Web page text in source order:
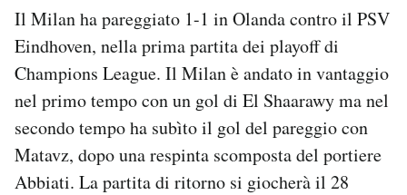
SHOP
CALENDARIO
AREA PERSONALE
Il Milan ha pareggiato 1-1 in Olanda contro il PSV
Eindhoven, nella prima partita dei playoff di
Champions League. Il Milan è andato in vantaggio
nel primo tempo con un gol di El Shaarawy ma nel
secondo tempo ha subìto il gol del pareggio con
Matavz, dopo una respinta scomposta del portiere
Abbiati. La partita di ritorno si giocherà il 28